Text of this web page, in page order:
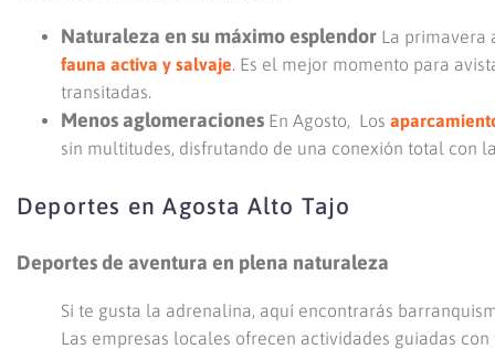
Naturaleza en su máximo esplendor La primavera
fauna activa y salvaje. Es el mejor momento para
transitadas.
Menos aglomeraciones En Agosto, Los
sin multitudes, disfrutando de una conexión total con
Deportes en Agosta Alto Tajo
Deportes de aventura en plena naturaleza
Si te gusta la adrenalina, aquí encontrarás
Las empresas locales ofrecen actividades guiadas